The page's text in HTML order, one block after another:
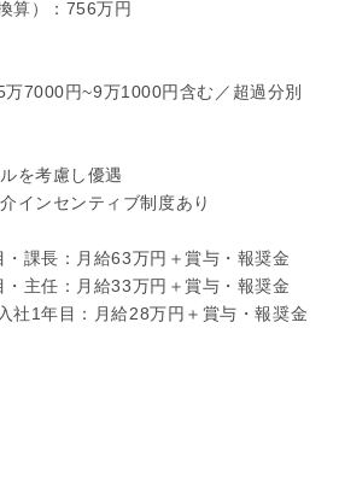
算）：756万円
万7000円~9万1000円含む／超過分別
を考慮し優遇
インセンティブ制度あり
課長：月給63万円＋賞与・報奨金
主任：月給33万円＋賞与・報奨金
社1年目：月給28万円＋賞与・報奨金